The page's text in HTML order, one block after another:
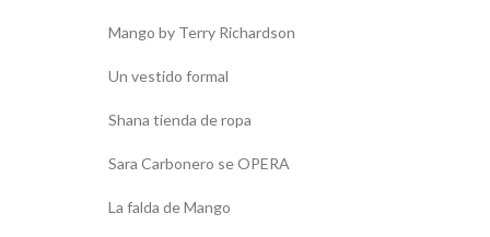
Mango by Terry Richardson
Un vestido formal
Shana tienda de ropa
Sara Carbonero se OPERA
La falda de Mango